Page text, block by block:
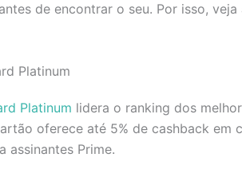
de encontrar o seu. Por isso,
Platinum
Platinum lidera o ranking dos
oferece até 5% de cashback em
assinantes Prime.